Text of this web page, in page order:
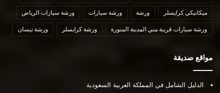
ميكانيكي كرايسلر ورشة ورشة سيارات ورشة سيارات الرياض
ورشة سيارات قريبة مني المدينة المنورة ورشة كرايسلر ورشة نيسان
مواقع صديقة
الدليل الشامل في المملكة العربية السعودية